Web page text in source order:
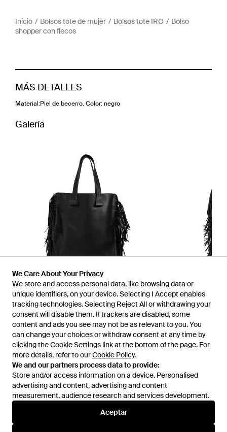
We Care About Your Privacy
We store and access personal data, like browsing data or
unique identifiers, on your device. Selecting I Accept enables
tracking technologies. Selecting Reject All or withdrawing your
consent will disable them. If trackers are disabled, some
content and ads you see may not be as relevant to you. You
can change your choices or withdraw consent at any time by
clicking the Cookie Settings link at the bottom of the page. For
more details, refer to ourCookie Policy.
We and our partners process data to provide:
Store and/or access information on a device. Personalised
advertising and content, advertising and content
measurement, audience research and services development.
Aceptar
Inicio Bolsos tote de mujer Bolsos tote IRO
Bolso
shopper con flecos
MÁS DETALLES
Material:Piel de becerro. Color: negro
Galería
Disponible anteriormente en:FARFETCH